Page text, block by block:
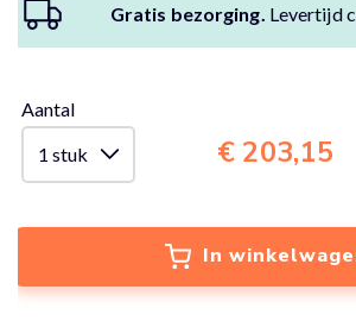
Gratis bezorging. Levertijd
Aantal
€ 203,15
In